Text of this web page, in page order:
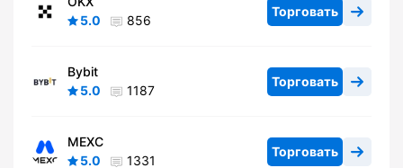
5.0
856
Торговать
Bybit
5.0
1187
Торговать
MEXC
5.0
1331
Торговать